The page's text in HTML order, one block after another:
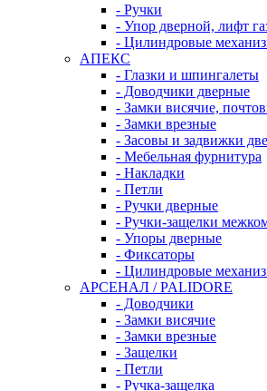
- Ручки
- Упор дверной, лифт
- Цилиндровые
АПЕКС
- Глазки и шпингалеты
- Доводчики дверные
- Замки висячие,
- Замки врезные
- Засовы и задвижки
- Мебельная фурнитура
- Накладки
- Петли
- Ручки дверные
- Ручки-защелки
- Упоры дверные
- Фиксаторы
- Цилиндровые
АРСЕНАЛ / PALIDORE
- Доводчики
- Замки висячие
- Замки врезные
- Защелки
- Петли
- Ручка-защелка